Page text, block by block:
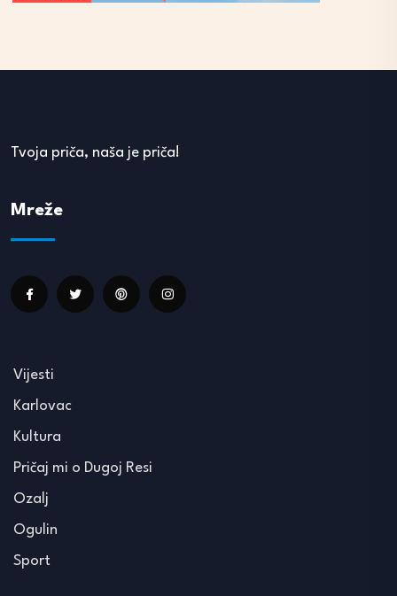
Tvoja priča, naša je priča!
Mreže
Vijesti
Karlovac
Kultura
Pričaj mi o Dugoj Resi
Ozalj
Ogulin
Sport